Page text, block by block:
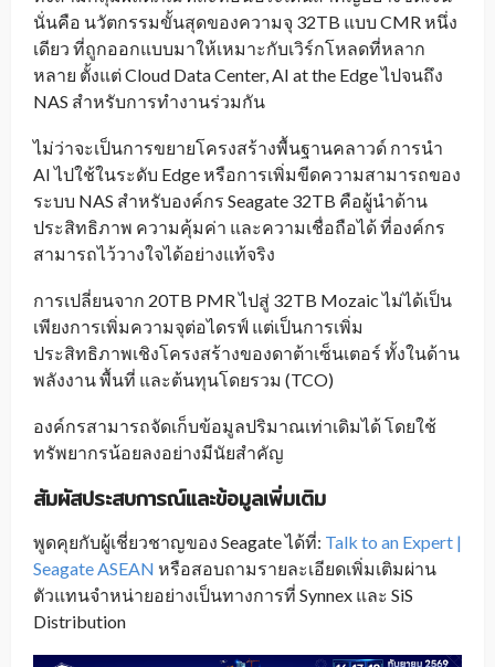
นั่นคือ นวัตกรรมขั้นสุดของความจุ 32TB แบบ CMR หนึ่ง
เดียว ที่ถูกออกแบบมาให้เหมาะกับเวิร์กโหลดที่หลาก
หลาย ตั้งแต่ Cloud Data Center, AI at the Edge ไปจนถึง
NAS สำหรับการทำงานร่วมกัน
ไม่ว่าจะเป็นการขยายโครงสร้างพื้นฐานคลาวด์ การนำ
AI ไปใช้ในระดับ Edge หรือการเพิ่มขีดความสามารถของ
ระบบ NAS สำหรับองค์กร Seagate 32TB คือผู้นำด้าน
ประสิทธิภาพ ความคุ้มค่า และความเชื่อถือได้ ที่องค์กร
สามารถไว้วางใจได้อย่างแท้จริง
การเปลี่ยนจาก 20TB PMR ไปสู่ 32TB Mozaic ไม่ได้เป็น
เพียงการเพิ่มความจุต่อไดรฟ์ แต่เป็นการเพิ่ม
ประสิทธิภาพเชิงโครงสร้างของดาต้าเซ็นเตอร์ ทั้งในด้าน
พลังงาน พื้นที่ และต้นทุนโดยรวม (TCO)
องค์กรสามารถจัดเก็บข้อมูลปริมาณเท่าเดิมได้ โดยใช้
ทรัพยากรน้อยลงอย่างมีนัยสำคัญ
สัมผัสประสบการณ์และข้อมูลเพิ่มเติม
พูดคุยกับผู้เชี่ยวชาญของ Seagate ได้ที่: Talk to an Expert |
Seagate ASEAN หรือสอบถามรายละเอียดเพิ่มเติมผ่าน
ตัวแทนจำหน่ายอย่างเป็นทางการที่ Synnex และ SiS
Distribution